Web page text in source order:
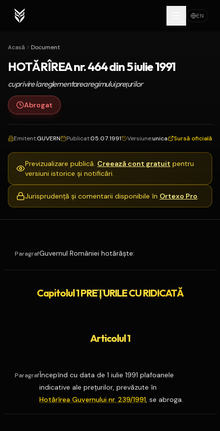
EN
Acasă Document
HOTĂRÎREA nr. 464 din 5 iulie 1991
cu privire la reglementarea regimului preţurilor
Abrogat
Emitent:GUVERN Publicat:05.07.1991 Versiune:unica Sursă oficială
Previzualizare publică. Creează cont gratuit pentru
versiuni istorice și notificări.
Jurisprudență și comentarii disponibile în Ortexo Pro.
ParagrafGuvernul României hotărăşte:
Capitolul 1 PREŢURILE CU RIDICATĂ
Articolul 1
ParagrafÎncepînd cu data de 1 iulie 1991 plafoanele
indicative ale preţurilor, prevăzute în
Hotărîrea Guvernului nr. 239/1991, se abroga.